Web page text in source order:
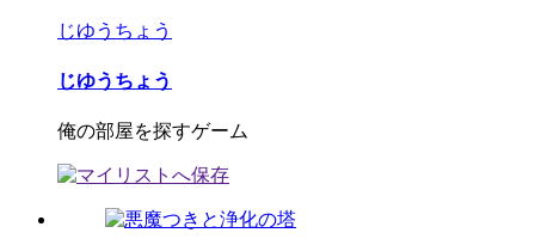
じゆうちょう
じゆうちょう
俺の部屋を探すゲーム